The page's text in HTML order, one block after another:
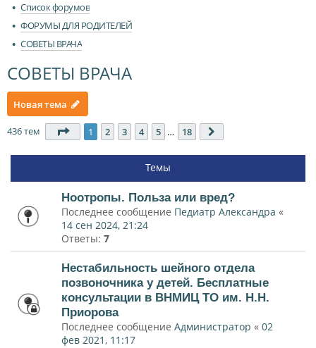
Список форумов
ФОРУМЫ ДЛЯ РОДИТЕЛЕЙ
СОВЕТЫ ВРАЧА
СОВЕТЫ ВРАЧА
Новая тема
436 тем Страница 1из 18
1 2 3 4 5 … 18
Темы
Ноотропы. Польза или вред?
Последнее сообщение Педиатр Александра «
14 сен 2024, 21:24
Ответы: 7
Нестабильность шейного отдела
позвоночника у детей. Бесплатные
консультации в ВНМИЦ ТО им. Н.Н.
Приорова
Последнее сообщение Администратор « 02
фев 2021, 11:17